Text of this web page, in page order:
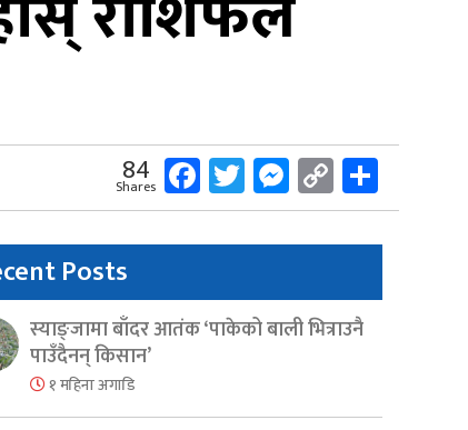
84
Shares Facebook
Twitter
Messenger
Copy
Link
Posts
स्याङ्जामा बाँदर आतंक ‘पाकेको बाली भित्राउनै
पाउँदैनन् किसान’
१ महिना अगाडि